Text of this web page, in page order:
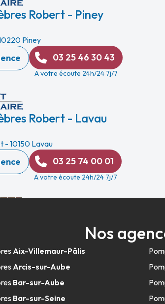
Robert - Piney
Piney
03 25 46 30 43
A votre écoute 24h/24 7j/7
Robert - Lavau
- 10150 Lavau
03 25 74 00 01
A votre écoute 24h/24 7j/7
-89700 Tonnerre
03 76 27 03 71
A votre écoute 24h/24 7j/7
Nos
Aix-Villemaur-Pâlis
Arcis-sur-Aube
Bar-sur-Aube
Bar-sur-Seine